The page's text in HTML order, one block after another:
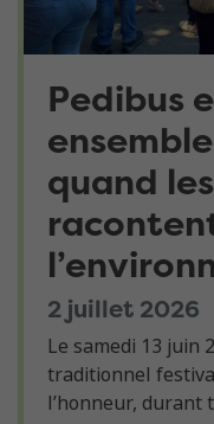
Pedibus
quand
2 juillet 2026
Le samedi 13 juin
traditionnel
l’honneur, durant